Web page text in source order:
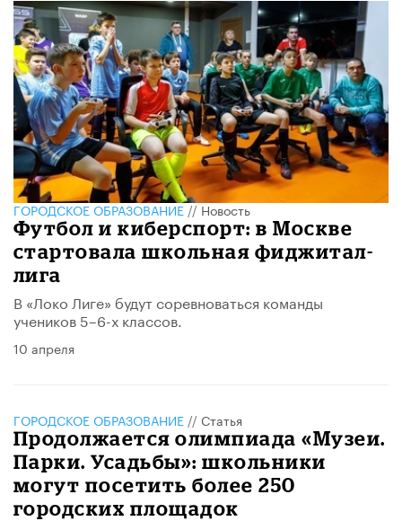
ГОРОДСКОЕ ОБРАЗОВАНИЕ//Новость
Футбол и киберспорт: в Москве
стартовала школьная фиджитал-
лига
В «Локо Лиге» будут соревноваться команды
учеников 5–6-х классов.
10 апреля
ГОРОДСКОЕ ОБРАЗОВАНИЕ // Статья
Продолжается олимпиада «Музеи.
Парки. Усадьбы»: школьники
могут посетить более 250
городских площадок